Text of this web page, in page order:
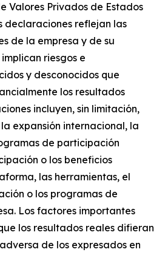
Valores Privados de Estados
declaraciones reflejan las
de la empresa y de su
riesgos e
y desconocidos que
los resultados
incluyen, sin limitación,
expansión internacional, la
de participación
o los beneficios
las herramientas, el
o los programas de
Los factores importantes
los resultados reales difieran
de los expresados en